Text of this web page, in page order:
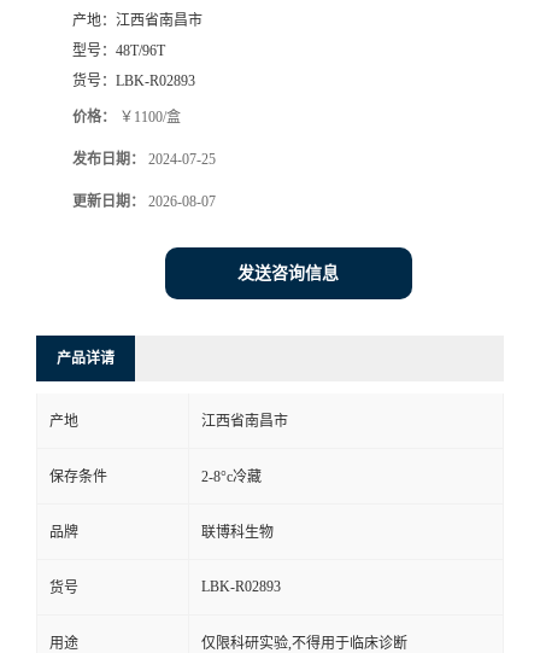
产地： 江西省南昌市
型号： 48T/96T
货号： LBK-R02893
价格： ￥1100/盒
发布日期： 2024-07-25
更新日期： 2026-08-07
发送咨询信息
产品详请
产地 江西省南昌市
保存条件 2-8°c冷藏
品牌 联博科生物
货号 LBK-R02893
用途 仅限科研实验,不得用于临床诊断